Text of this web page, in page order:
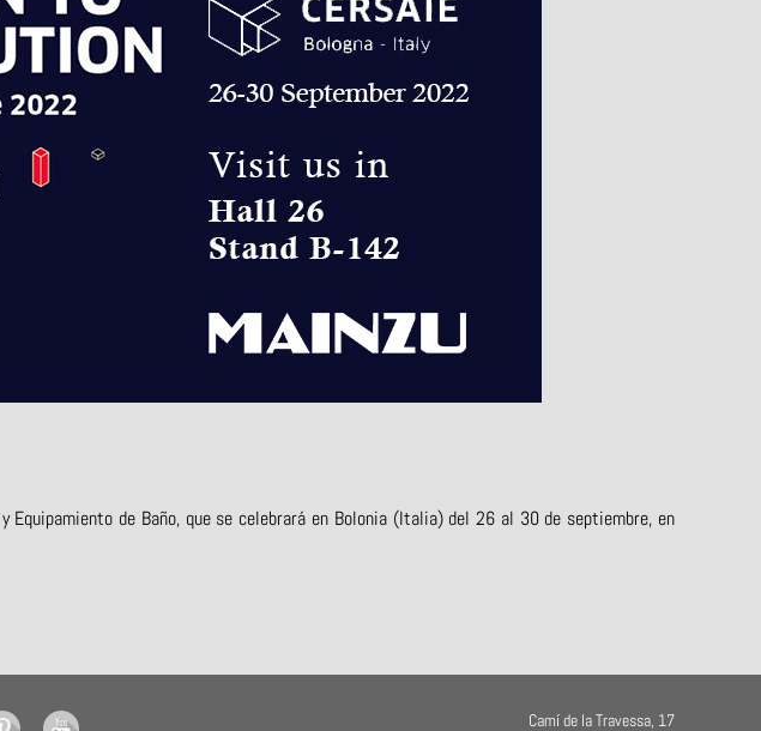
de Baño, que se celebrará en Bolonia (Italia) del 26 al 30 de septiembre, en
Camí de la Travessa, 17